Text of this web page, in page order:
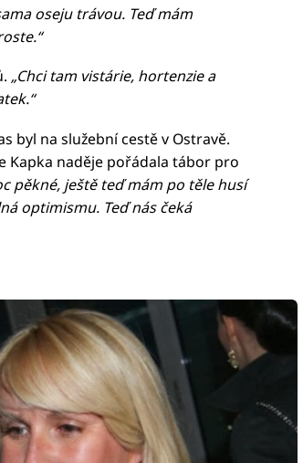
oseju trávou. Teď mám
„Chci tam vistárie, hortenzie a
byl na služební cestě v Ostravě.
Kapka naděje pořádala tábor pro
pěkné, ještě teď mám po těle husí
optimismu. Teď nás čeká